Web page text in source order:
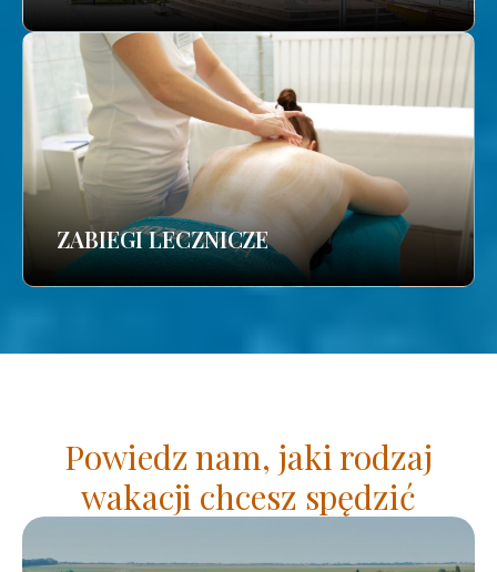
ZABIEGI LECZNICZE
Powiedz nam, jaki rodzaj
wakacji chcesz spędzić